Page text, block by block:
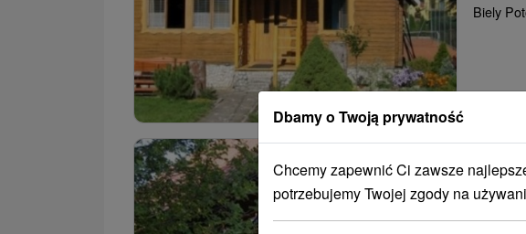
Biely
Chata
Dbamy o Twoją prywatność
Chcemy zapewnić Ci zawsze
potrzebujemy Twojej zgody na